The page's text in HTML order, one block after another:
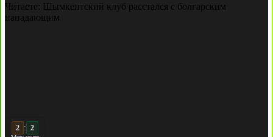
Читаете: Шымкентский клуб расстался с болгарским
нападающим
3 : 2